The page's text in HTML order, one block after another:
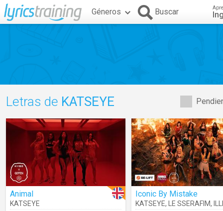
Géneros Buscar
Letras de KATSEYE
Animal
KATSEYE
Iconic By Mistake
KATSEYE, LE SSERAFIM,